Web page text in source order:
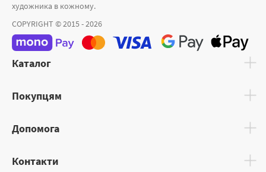
художника в кожному.
COPYRIGHT © 2015 - 2026
Каталог
Покупцям
Допомога
Контакти